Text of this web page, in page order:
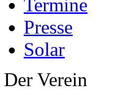
Termine
Presse
Solar
Der Verein